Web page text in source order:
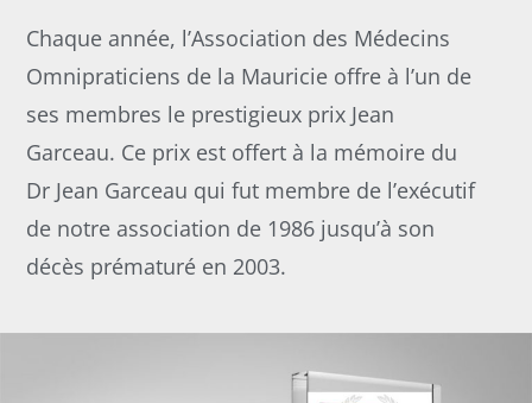
Chaque année, l’Association des Médecins
Omnipraticiens de la Mauricie offre à l’un de
ses membres le prestigieux prix Jean
Garceau. Ce prix est offert à la mémoire du
Dr Jean Garceau qui fut membre de l’exécutif
de notre association de 1986 jusqu’à son
décès prématuré en 2003.